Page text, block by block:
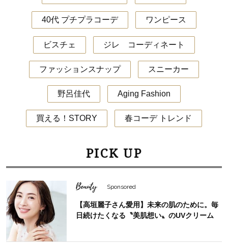
40代 プチプラコーデ ワンピース
ビスチェ ジレ コーディネート
ファッションスナップ スニーカー
野呂佳代 Aging Fashion
買える！STORY 春コーデ トレンド
PICK UP
Beauty Sponsored
【高垣麗子さん愛用】未来の肌のために。毎
日続けたくなる〝美肌想い〟のUVクリーム